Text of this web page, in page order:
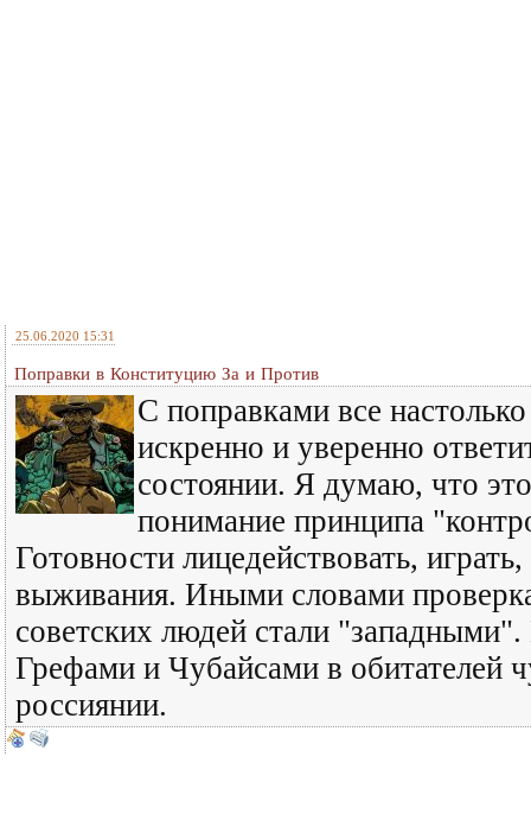
25.06.2020 15:31
Поправки в Конституцию За и Против
С поправками все
искренно и уверенно
состоянии. Я думаю, что
понимание принципа
Готовности лицедействовать,
выживания. Иными словами
советских людей стали
Грефами и Чубайсами в обитателей
россиянии.